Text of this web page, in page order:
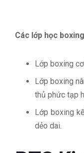
Các lớp học
Lớp boxing
Lớp boxing
thủ phức tạp
Lớp boxing
dẻo dai.